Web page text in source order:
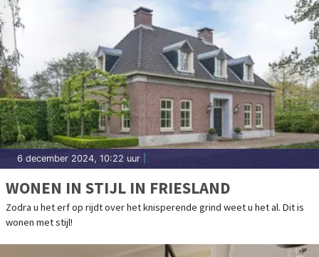
6 december 2024, 10:22 uur
WONEN IN STIJL IN FRIESLAND
Zodra u het erf op rijdt over het knisperende grind weet u het al. Dit is
wonen met stijl!